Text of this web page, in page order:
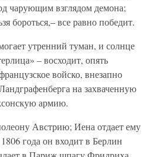
чарующим взглядом демона;
бороться,– все равно победит.
утренний туман, и солнце
– восходит, опять
войско, внезапно
на захваченную
армию.
Австрию; Иена отдает ему
года он входит в Берлин